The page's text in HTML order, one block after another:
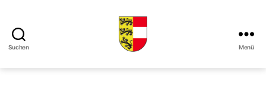
Suchen
Kueche
Menü